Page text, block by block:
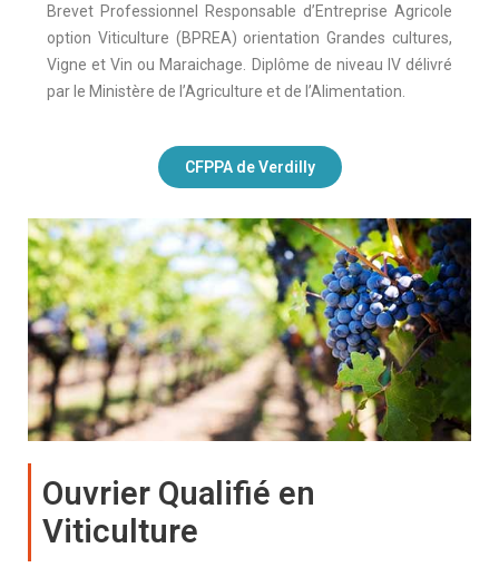
Brevet Professionnel Responsable d’Entreprise Agricole
option Viticulture (BPREA) orientation Grandes cultures,
Vigne et Vin ou Maraichage. Diplôme de niveau IV délivré
par le Ministère de l’Agriculture et de l’Alimentation.
CFPPA de Verdilly
Ouvrier Qualifié en
Viticulture